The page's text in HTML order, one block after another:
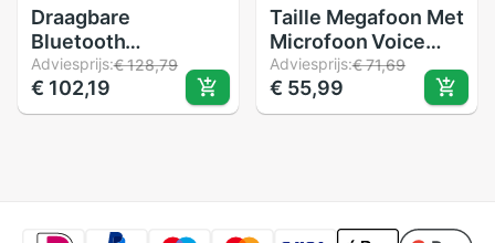
Draagbare
Bluetooth
Megafoon Voice
Versterker Booster
Headset Microfoon
Adviesprijs:€ 128,79
€ 102,19
Taille Megafoon Met
Microfoon Voice
Versterker Booster
Luidspreker MP3
Speaker FM Radio
Adviesprijs:€ 71,69
€ 55,99